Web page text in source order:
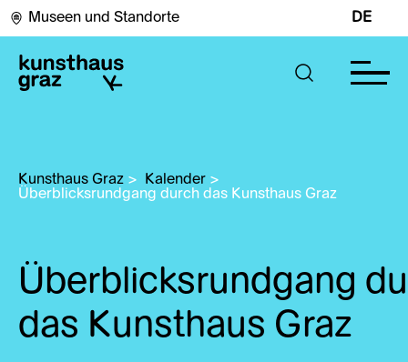
Museen und Standorte DE
Kunsthaus Graz > Kalender >
Überblicksrundgang durch das Kunsthaus Graz
Überblicksrundgang
das Kunsthaus Graz